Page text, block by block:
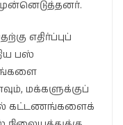
எதிர்ப்புப்
பஸ்
மக்களுக்குப்
கட்டணங்களைக்